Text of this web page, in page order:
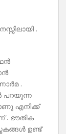
.
.
പറയുന്ന
എനിക്ക്
ഭൗതിക
ഉണ്ട്